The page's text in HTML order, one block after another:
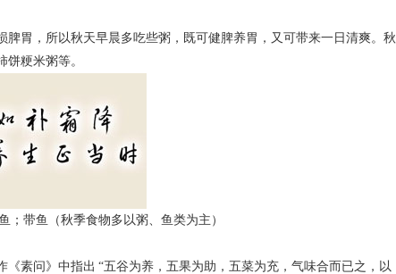
胃，所以秋天早晨多吃些粥，既可健脾养胃，又可带来一日清爽。秋
粳米粥等。
带鱼（秋季食物多以粥、鱼类为主）
素问》中指出 “五谷为养，五果为助，五菜为充，气味合而已之，以